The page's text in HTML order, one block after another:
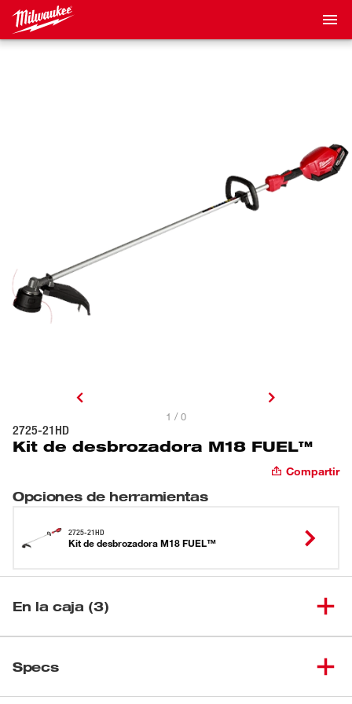
1 / 0
2725-21HD
Kit de desbrozadora M18 FUEL™
Compartir
Opciones de herramientas
2725-21HD
Kit de desbrozadora M18 FUEL™
En la caja (3)
Cargador rápido M18™ y
Specs